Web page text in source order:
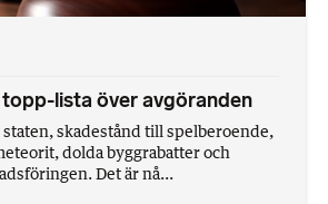
lista över avgöranden
skadestånd till spelberoende,
dolda byggrabatter och
Det är nå...